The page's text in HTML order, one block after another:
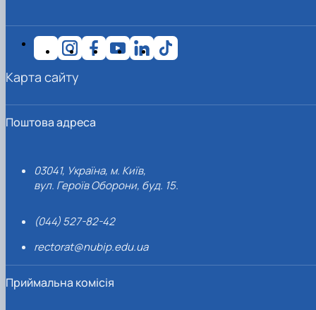
Поштова адреса
03041, Україна, м. Київ,
вул. Героїв Оборони, буд. 15.
(044) 527-82-42
rectorat@nubip.edu.ua
Приймальна комісія
Карта сайту